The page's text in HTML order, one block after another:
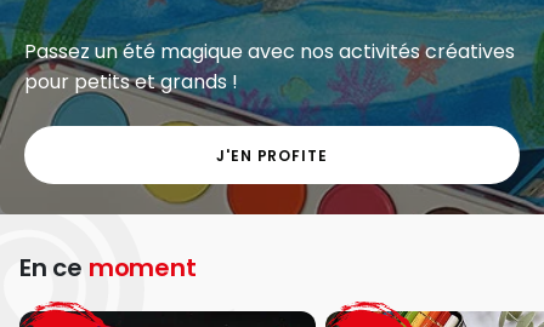
Passez un été magique avec nos activités créatives
pour petits et grands !
J'EN PROFITE
En ce moment